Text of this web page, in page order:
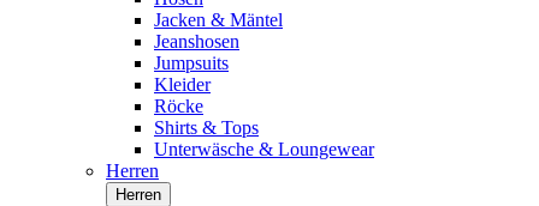
Jacken & Mäntel
Jeanshosen
Jumpsuits
Kleider
Röcke
Shirts & Tops
Unterwäsche & Loungewear
Herren
Herren